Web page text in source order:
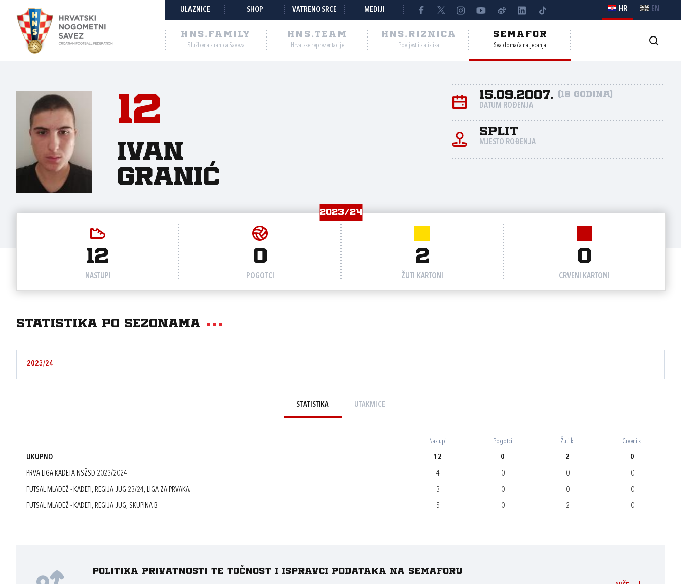
ULAZNICE SHOP VATRENO SRCE MEDIJI HR EN
HNS.FAMILY
Službena stranica Saveza
HNS.TEAM
Hrvatske reprezentacije
HNS.RIZNICA
Povijest i statistika
SEMAFOR
Sva domaća natjecanja
12
Ivan
Granić
15.09.2007. (18 godina)
DATUM ROĐENJA
Split
MJESTO ROĐENJA
2023/24
12
NASTUPI
0
POGOTCI
2
ŽUTI KARTONI
0
CRVENI KARTONI
Statistika po sezonama
2023/24
STATISTIKA UTAKMICE
Nastupi Pogotci Žuti k. Crveni k.
UKUPNO 12 0 2 0
PRVA LIGA KADETA NSŽSD 2023/2024 4 0 0 0
FUTSAL MLADEŽ - KADETI, REGIJA JUG 23/24, LIGA ZA PRVAKA 3 0 0 0
FUTSAL MLADEŽ - KADETI, REGIJA JUG, SKUPINA B 5 0 2 0
Politika privatnosti te točnost i ispravci podataka na Semaforu